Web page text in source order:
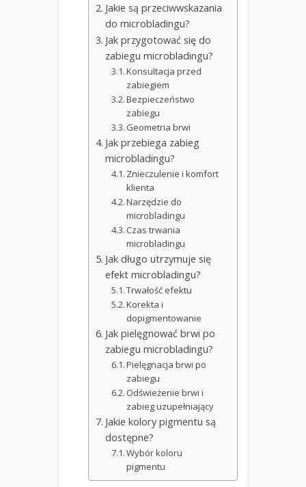
Jakie są przeciwwskazania
do microbladingu?
Jak przygotować się do
zabiegu microbladingu?
Konsultacja przed
zabiegiem
Bezpieczeństwo
zabiegu
Geometria brwi
Jak przebiega zabieg
microbladingu?
Znieczulenie i komfort
klienta
Narzędzie do
microbladingu
Czas trwania
microbladingu
Jak długo utrzymuje się
efekt microbladingu?
Trwałość efektu
Korekta i
dopigmentowanie
Jak pielęgnować brwi po
zabiegu microbladingu?
Pielęgnacja brwi po
zabiegu
Odświeżenie brwi i
zabieg uzupełniający
Jakie kolory pigmentu są
dostępne?
Wybór koloru
pigmentu